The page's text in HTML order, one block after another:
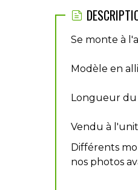
Se monte à
Modèle en
Longueur du
Vendu à
Différents
nos photos